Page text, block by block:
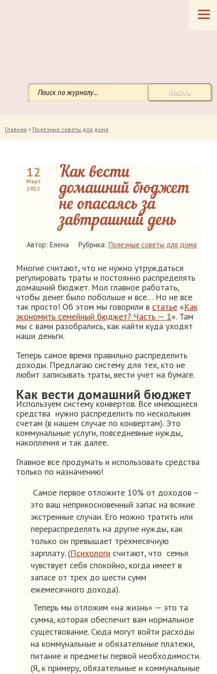
Найти
Главная > Полезные советы для дома
12
Март
2012
Как вести
домашний бюджет
не опасаясь за
завтрашний день
Автор: Елена Рубрика: Полезные советы для дома
Многие считают, что не нужно утруждаться
регулировать траты и постоянно распределять
домашний бюджет. Мол главное работать,
чтобы денег было побольше и все… Но не все
так просто! Об этом мы говорили в статье «Как
экономить семейный бюджет? Часть — 1». Там
мы с вами разобрались, как найти куда уходят
наши деньги.
Теперь самое время правильно распределить
доходы. Предлагаю систему для тех, кто не
любит записывать траты, вести учет на бумаге.
Как вести домашний бюджет
Используем систему конвертов. Все имеющиеся
средства нужно распределить по нескольким
счетам (в нашем случае по конвертам). Это
коммунальные услуги, повседневные нужды,
накопления и так далее.
Главное все продумать и использовать средства
только по назначению!
Самое первое отложите 10% от доходов –
это ваш неприкосновенный запас на всякие
экстренные случаи. Его можно тратить или
перераспределять на другие нужды, как
только он превышает трехмесячную
зарплату. (Психологи считают, что семья
чувствует себя спокойно, когда имеет в
запасе от трех до шести сумм
ежемесячного дохода).
Теперь мы отложим «на жизнь» — это та
сумма, которая обеспечит вам нормальное
существование. Сюда могут войти расходы
на коммунальные и обязательные платежи,
питание и предметы первой необходимости.
(Я, к примеру, обязательные и коммунальные